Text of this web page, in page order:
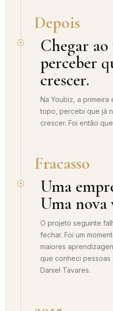
Depois
Chegar ao
perceber
crescer.
Na Youbiz, a
topo, percebi que já
crescer. Foi então
Fracasso
Uma
Uma nova
O projeto seguinte
fechar. Foi um
maiores
que conheci pessoas
Daniel Tavares.